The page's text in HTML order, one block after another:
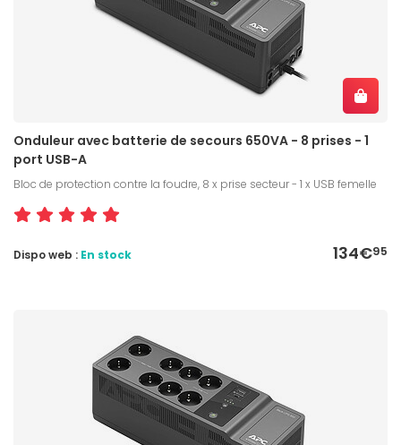
Onduleur avec batterie de secours 650VA - 8 prises - 1
port USB-A
Bloc de protection contre la foudre, 8 x prise secteur - 1 x USB femelle
134€95
Dispo web : En stock